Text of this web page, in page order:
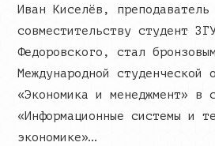
Иван Киселёв,
совместительству студент
Федоровского, стал
Международной студенческой
«Экономика и менеджмент» в
«Информационные системы и
экономике»…